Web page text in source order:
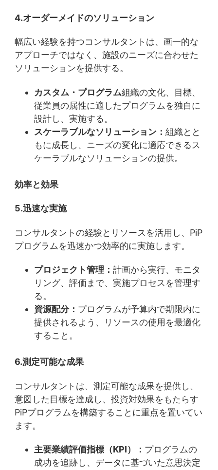
4.オーダーメイドのソリューション
幅広い経験を持つコンサルタントは、画一的な
アプローチではなく、施設のニーズに合わせた
ソリューションを提供する。
カスタム・プログラム組織の文化、目標、
従業員の属性に適したプログラムを独自に
設計し、実施する。
スケーラブルなソリューション： 組織とと
もに成長し、ニーズの変化に適応できるス
ケーラブルなソリューションの提供。
効率と効果
5.迅速な実施
コンサルタントの経験とリソースを活用し、PiP
プログラムを迅速かつ効率的に実施します。
プロジェクト管理： 計画から実行、モニタ
リング、評価まで、実施プロセスを管理す
る。
資源配分： プログラムが予算内で期限内に
提供されるよう、リソースの使用を最適化
すること。
6.測定可能な成果
コンサルタントは、測定可能な成果を提供し、
意図した目標を達成し、投資対効果をもたらす
PiPプログラムを構築することに重点を置いてい
ます。
主要業績評価指標（KPI）： プログラムの
成功を追跡し、データに基づいた意思決定